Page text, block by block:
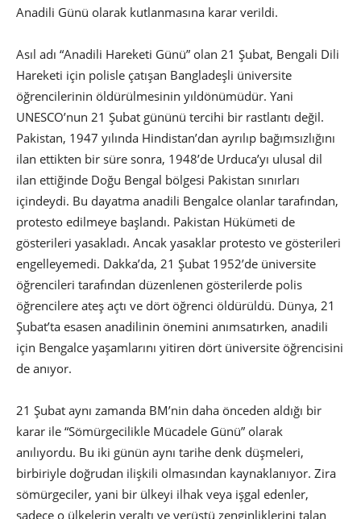
Anadili Günü olarak kutlanmasına karar verildi.
Asıl adı “Anadili Hareketi Günü” olan 21 Şubat, Bengali Dili
Hareketi için polisle çatışan Bangladeşli üniversite
öğrencilerinin öldürülmesinin yıldönümüdür. Yani
UNESCO’nun 21 Şubat gününü tercihi bir rastlantı değil.
Pakistan, 1947 yılında Hindistan’dan ayrılıp bağımsızlığını
ilan ettikten bir süre sonra, 1948’de Urduca’yı ulusal dil
ilan ettiğinde Doğu Bengal bölgesi Pakistan sınırları
içindeydi. Bu dayatma anadili Bengalce olanlar tarafından,
protesto edilmeye başlandı. Pakistan Hükümeti de
gösterileri yasakladı. Ancak yasaklar protesto ve gösterileri
engelleyemedi. Dakka’da, 21 Şubat 1952’de üniversite
öğrencileri tarafından düzenlenen gösterilerde polis
öğrencilere ateş açtı ve dört öğrenci öldürüldü. Dünya, 21
Şubat’ta esasen anadilinin önemini anımsatırken, anadili
için Bengalce yaşamlarını yitiren dört üniversite öğrencisini
de anıyor.
21 Şubat aynı zamanda BM’nin daha önceden aldığı bir
karar ile “Sömürgecilikle Mücadele Günü” olarak
anılıyordu. Bu iki günün aynı tarihe denk düşmeleri,
birbiriyle doğrudan ilişkili olmasından kaynaklanıyor. Zira
sömürgeciler, yani bir ülkeyi ilhak veya işgal edenler,
sadece o ülkelerin yeraltı ve yerüstü zenginliklerini talan